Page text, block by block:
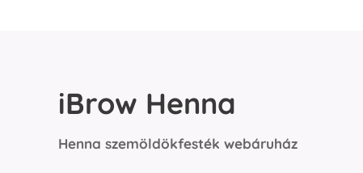
iBrow Henna
Henna szemöldökfesték webáruház